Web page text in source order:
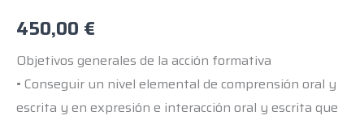
450,00 €
Objetivos generales de la acción formativa
• Conseguir un nivel elemental de comprensión oral y
escrita y en expresión e interacción oral y escrita que
cantidad